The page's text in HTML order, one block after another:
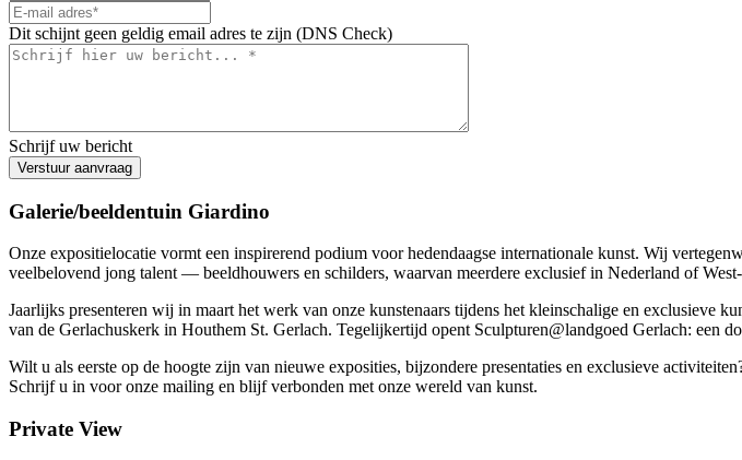
Dit schijnt geen geldig email adres te zijn (DNS Check)
Schrijf uw bericht
Verstuur aanvraag
Galerie/beeldentuin Giardino
Onze expositielocatie vormt een inspirerend podium voor hedendaagse internationale kunst. Wij
veelbelovend jong talent — beeldhouwers en schilders, waarvan meerdere exclusief in Nederland of
Jaarlijks presenteren wij in maart het werk van onze kunstenaars tijdens het kleinschalige en exclusieve
van de Gerlachuskerk in Houthem St. Gerlach. Tegelijkertijd opent Sculpturen@landgoed Gerlach: een
Wilt u als eerste op de hoogte zijn van nieuwe exposities, bijzondere presentaties en exclusieve
Schrijf u in voor onze mailing en blijf verbonden met onze wereld van kunst.
Private View